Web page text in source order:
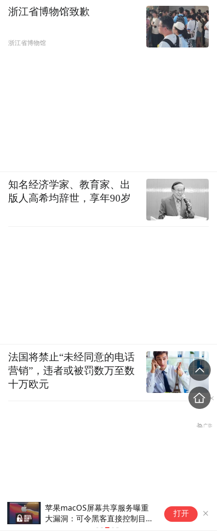
苹果iCloud+隐私功能存重大漏
洞：泄露用户真实IP与DNS信息
打开
浙江省博物馆致歉
浙江省博物馆
知名经济学家、教育家、出
版人高希均辞世，享年90岁
法国将禁止“未经同意的电话
营销”，违者或被罚数万至数
十万欧元